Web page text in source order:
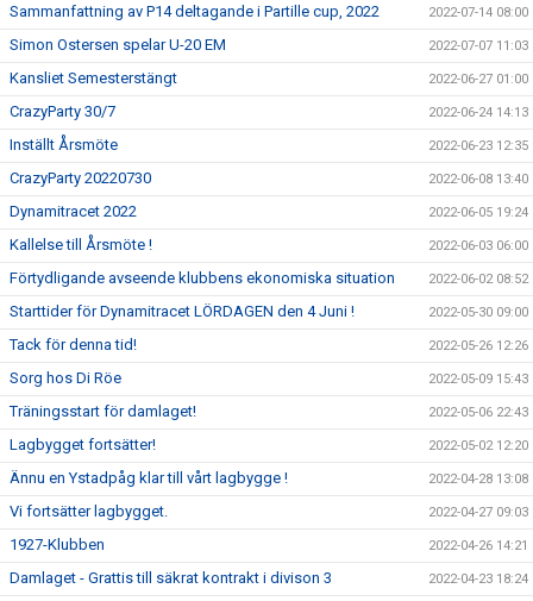
Sammanfattning av P14 deltagande i Partille cup, 2022 2022-07-14 08:00
Simon Ostersen spelar U-20 EM 2022-07-07 11:03
Kansliet Semesterstängt 2022-06-27 01:00
CrazyParty 30/7 2022-06-24 14:13
Inställt Årsmöte 2022-06-23 12:35
CrazyParty 20220730 2022-06-08 13:40
Dynamitracet 2022 2022-06-05 19:24
Kallelse till Årsmöte ! 2022-06-03 06:00
Förtydligande avseende klubbens ekonomiska situation 2022-06-02 08:52
Starttider för Dynamitracet LÖRDAGEN den 4 Juni ! 2022-05-30 09:00
Tack för denna tid! 2022-05-26 12:26
Sorg hos Di Röe 2022-05-09 15:43
Träningsstart för damlaget! 2022-05-06 22:43
Lagbygget fortsätter! 2022-05-02 12:20
Ännu en Ystadpåg klar till vårt lagbygge ! 2022-04-28 13:08
Vi fortsätter lagbygget. 2022-04-27 09:03
1927-Klubben 2022-04-26 14:21
Damlaget - Grattis till säkrat kontrakt i divison 3 2022-04-23 18:24